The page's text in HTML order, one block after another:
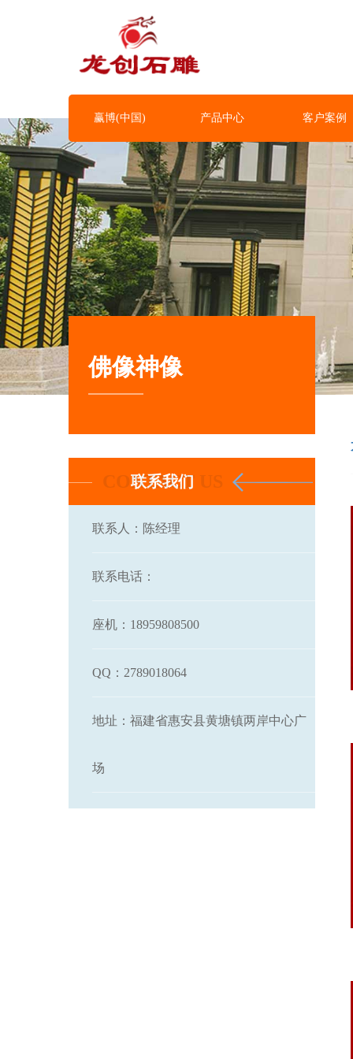
赢博(中国) 产品中心 客户案例
佛像神像
联系我们
联系人：陈经理
联系电话：
座机：18959808500
QQ：2789018064
地址：福建省惠安县黄塘镇两岸中心广
场
各种石材石雕阿弥陀佛 ...